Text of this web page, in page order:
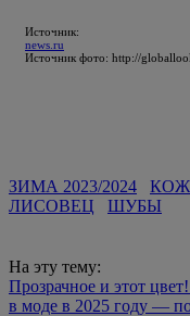
Источник:
news.ru
Источник фото: http://
ЗИМА 2023/2024
ЛИСОВЕЦ
ШУБЫ
На эту тему:
Прозрачное и этот
в моде в 2025 году —